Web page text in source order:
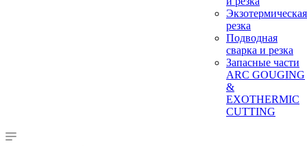
Экзотермическая
резка
Подводная
сварка и резка
Запасные части
ARC GOUGING
&
EXOTHERMIC
CUTTING